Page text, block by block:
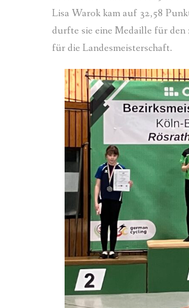
Lisa Warok kam auf 32,58
durfte sie eine Medaille für den
für die Landesmeisterschaft.